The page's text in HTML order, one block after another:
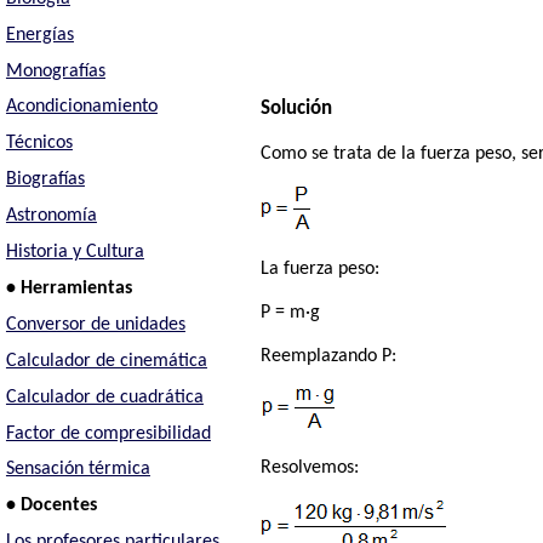
Energías
Monografías
Acondicionamiento
Técnicos
Biografías
Astronomía
Historia y Cultura
• Herramientas
Conversor de unidades
Calculador de cinemática
Calculador de cuadrática
Factor de compresibilidad
Sensación térmica
• Docentes
Solución
Como se trata de la fuerza peso,
La fuerza peso:
P = m·g
Reemplazando P:
Resolvemos: